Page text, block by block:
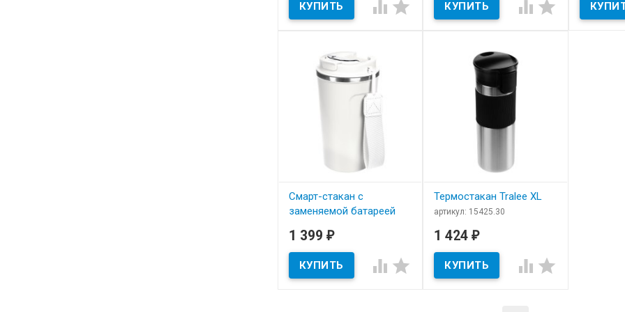
 
Can артикул 0755
 
King Can
Смарт-стакан с
заменяемой батареей
артикул: 16325.60
В наличии
​Смарт-стакан с заменяемой
1 399 ₽
 
Термостакан Tralee XL
артикул: 15425.30
1 424₽
 